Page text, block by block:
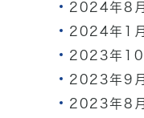
2024年8月
2024年1月
2023年10
2023年9月
2023年8月